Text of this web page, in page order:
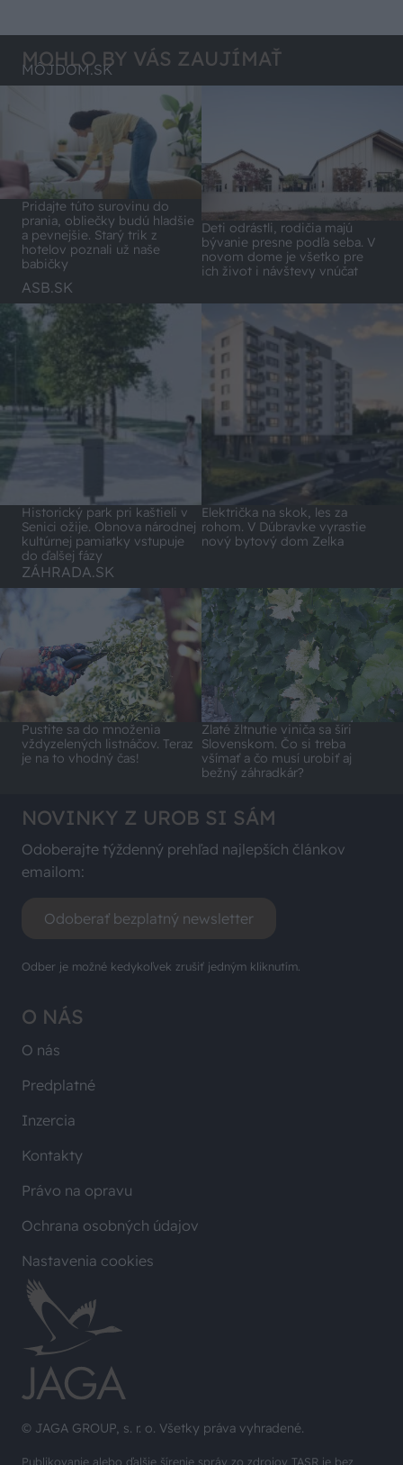
MOHLO BY VÁS ZAUJÍMAŤ
MÔJDOM.SK
Pridajte túto surovinu do
prania, obliečky budú hladšie
a pevnejšie. Starý trik z
hotelov poznali už naše
babičky
Deti odrástli, rodičia majú
bývanie presne podľa seba. V
novom dome je všetko pre
ich život i návštevy vnúčat
ASB.SK
Historický park pri kaštieli v
Senici ožije. Obnova národnej
kultúrnej pamiatky vstupuje
do ďalšej fázy
Električka na skok, les za
rohom. V Dúbravke vyrastie
nový bytový dom Zelka
ZÁHRADA.SK
Pustite sa do množenia
vždyzelených listnáčov. Teraz
je na to vhodný čas!
Zlaté žltnutie viniča sa šíri
Slovenskom. Čo si treba
všímať a čo musí urobiť aj
bežný záhradkár?
© JAGA GROUP, s. r. o. Všetky práva vyhradené.
Publikovanie alebo ďalšie šírenie správ zo zdrojov TASR je bez
O NÁS
O nás
Predplatné
Inzercia
Kontakty
Právo na opravu
Ochrana osobných údajov
Nastavenia cookies
NOVINKY Z UROB SI SÁM
Odoberajte týždenný prehľad najlepších článkov
emailom:
Odoberať bezplatný newsletter
Odber je možné kedykoľvek zrušiť jedným kliknutím.